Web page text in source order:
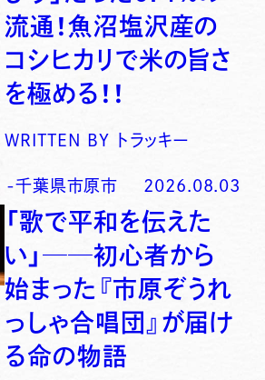
流通！魚沼塩沢産の
コシヒカリで米の旨さ
を極める！！
WRITTEN BY トラッキー
-千葉県市原市 2026.08.03
「歌で平和を伝えた
い」──初心者から
始まった『市原ぞうれ
っしゃ合唱団』が届け
る命の物語